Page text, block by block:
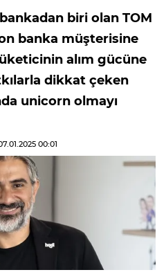
biri olan TOM
banka müşterisine
alım gücüne
dikkat çeken
unicorn olmayı
00:01